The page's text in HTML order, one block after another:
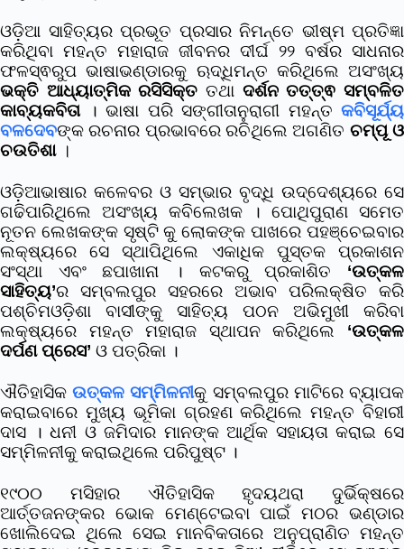
ଓଡ଼ିଆ ସାହିତ୍ୟର ପ୍ରଭୂତ ପ୍ରସାର ନିମନ୍ତେ ଭୀଷ୍ମ ପ୍ରତିଜ୍ଞା
କରିଥିବା ମହନ୍ତ ମହାରାଜ ଜୀବନର ଦୀର୍ଘ ୨୨ ବର୍ଷର ସାଧନାର
ଫଳସ୍ଵରୁପ ଭାଷାଭଣ୍ଡାରକୁ ଋଦ୍ଧିମନ୍ତ କରିଥିଲେ ଅସଂଖ୍ୟ
ଭକ୍ତି ଆଧ୍ୟାତ୍ମିକ ରସିସିକ୍ତ ତଥା ଦର୍ଶନ ତତ୍ତ୍ଵ ସମ୍ବଳିତ
କାବ୍ୟକବିତା। ଭାଷା ପରି ସଙ୍ଗୀତାନୁରାଗୀ ମହନ୍ତ କବିସୂର୍ଯ୍ୟ
ବଳଦେବଙ୍କ ରଚନାର ପ୍ରଭାବରେ ରଚିଥିଲେ ଅଗଣିତ ଚମ୍ପୂ ଓ
ଚଉତିଶା।
ଓଡ଼ିଆଭାଷାର କଳେବର ଓ ସମ୍ଭାର ବୃଦ୍ଧି ଉଦ୍ଦେଶ୍ୟରେ ସେ
ଗଢିପାରିଥିଲେ ଅସଂଖ୍ୟ କବିଲେଖକ । ପୋଥିପୁରାଣ ସମେତ
ନୂତନ ଲେଖକଙ୍କ ସୃଷ୍ଟି କୁ ଲୋକଙ୍କ ପାଖରେ ପହଞ୍ଚେଇବାର
ଲକ୍ଷ୍ୟରେ ସେ ସ୍ଥାପିଥିଲେ ଏକାଧିକ ପୁସ୍ତକ ପ୍ରକାଶନ
ସଂସ୍ଥା ଏବଂ ଛପାଖାନା । କଟକରୁ ପ୍ରକାଶିତ ‘ଉତ୍କଳ
ସାହିତ୍ୟ’ର ସମ୍ବଲପୁର ସହରରେ ଅଭାବ ପରିଲକ୍ଷିତ କରି
ପଶ୍ଚିମଓଡ଼ିଶା ବାସୀଙ୍କୁ ସାହିତ୍ୟ ପଠନ ଅଭିମୁଖୀ କରିବା
ଲକ୍ଷ୍ୟରେ ମହନ୍ତ ମହାରାଜ ସ୍ଥାପନ କରିଥିଲେ ‘ଉତ୍କଳ
ଦର୍ପଣ ପ୍ରେସ’ ଓ ପତ୍ରିକା ।
ଐତିହାସିକଉତ୍କଳ ସମ୍ମିଳନୀକୁ ସମ୍ବଲପୁର ମାଟିରେ ବ୍ୟାପକ
କରାଇବାରେ ମୁଖ୍ୟ ଭୂମିକା ଗ୍ରହଣ କରିଥିଲେ ମହନ୍ତ ବିହାରୀ
ଦାସ । ଧନୀ ଓ ଜମିଦାର ମାନଙ୍କ ଆର୍ଥିକ ସହାୟତା କରାଇ ସେ
ସମ୍ମିଳନୀକୁ କରାଇଥିଲେ ପରିପୁଷ୍ଟ ।
୧୯୦୦ ମସିହାର ଐତିହାସିକ ହୃଦୟଥରା ଦୁର୍ଭିକ୍ଷରେ
ଆର୍ତ୍ତଜନଙ୍କର ଭୋକ ମେଣ୍ଟେଇବା ପାଇଁ ମଠର ଭଣ୍ଡାର
ଖୋଲିଦେଇ ଥିଲେ ସେଇ ମାନବିକତାରେ ଅନୁପ୍ରାଣିତ ମହନ୍ତ